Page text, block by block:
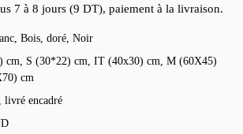
7 à 8 jours (9 DT), paiement à la livraison.
Bois, doré, Noir
cm, S (30*22) cm, IT (40x30) cm, M (60X45)
cm
encadré